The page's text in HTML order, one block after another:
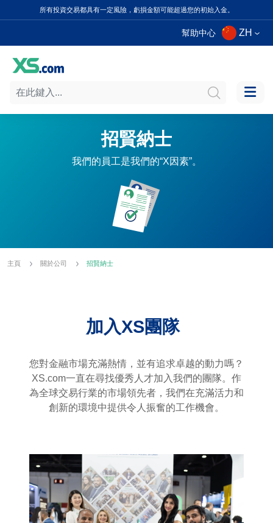
所有投資交易都具有一定風險，虧損金額可能超過您的初始入金。
幫助中心 ZH
招賢納士
我們的員工是我們的“X因素”。
主頁 關於公司 招賢納士
加入XS團隊
您對金融市場充滿熱情，並有追求卓越的動力嗎？
XS.com一直在尋找優秀人才加入我們的團隊。作
為全球交易行業的市場領先者，我們在充滿活力和
創新的環境中提供令人振奮的工作機會。